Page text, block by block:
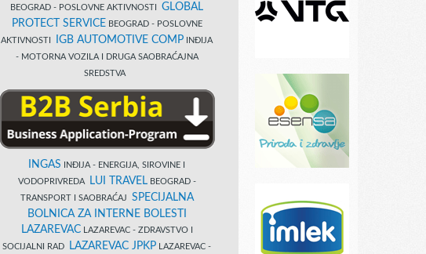
BEOGRAD - POSLOVNE AKTIVNOSTI GLOBAL
PROTECT SERVICE BEOGRAD - POSLOVNE
AKTIVNOSTI
IGB AUTOMOTIVE COMP INĐIJA
- MOTORNA VOZILA I DRUGA SAOBRAĆAJNA
SREDSTVA
INGAS INĐIJA - ENERGIJA, SIROVINE I
VODOPRIVREDA
LUI TRAVELBEOGRAD -
TRANSPORT I SAOBRAĆAJ SPECIJALNA
BOLNICA ZA INTERNE BOLESTI
LAZAREVACLAZAREVAC - ZDRAVSTVO I
SOCIJALNI RAD
LAZAREVAC JPKP LAZAREVAC -